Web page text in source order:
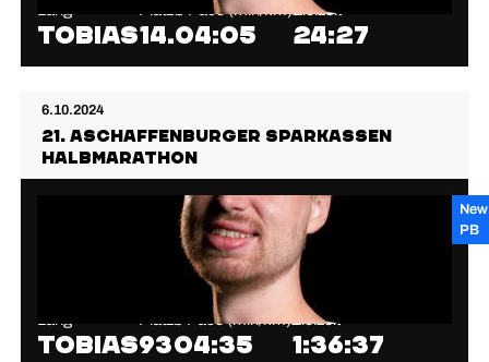
Tobias14.
⌀ Pace (min/km)
04:05
Zielzeit
24:27
6.10.2024
21. Aschaffenburger Sparkassen
Halbmarathon
New
PB
Lang
Tobias
Platz
93
⌀ Pace (min/km)
04:35
Zielzeit
1:36:37